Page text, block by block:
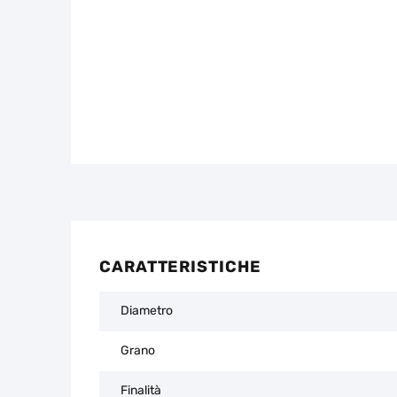
CARATTERISTICHE
Diametro
Grano
Finalità